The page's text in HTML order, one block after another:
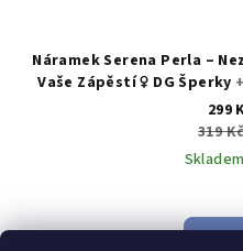
Náramek Serena Perla –
Vaše Zápěstí ♀️ DG Šperky
299
319